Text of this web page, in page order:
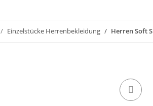
Einzelstücke Herrenbekleidung Herren Soft